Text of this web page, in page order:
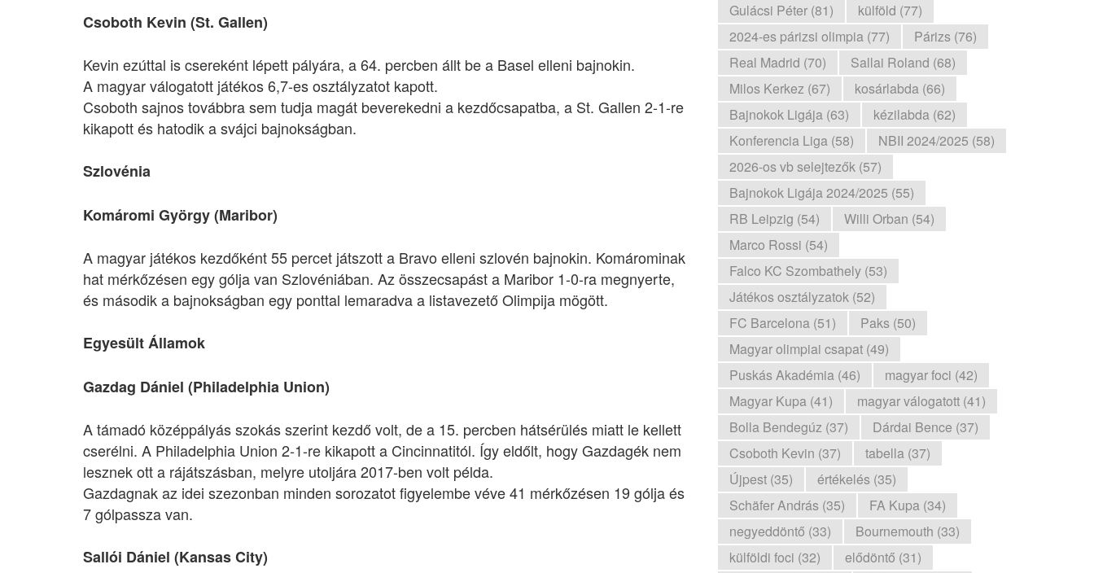
Csoboth Kevin (St. Gallen)
Kevin ezúttal is csereként lépett pályára, a 64. percben állt be a Basel elleni bajnokin.
A magyar válogatott játékos 6,7-es osztályzatot kapott.
Csoboth sajnos továbbra sem tudja magát beverekedni a kezdőcsapatba, a St. Gallen 2-1-re
kikapott és hatodik a svájci bajnokságban.
Szlovénia
Komáromi György (Maribor)
A magyar játékos kezdőként 55 percet játszott a Bravo elleni szlovén bajnokin. Komárominak
hat mérkőzésen egy gólja van Szlovéniában. Az összecsapást a Maribor 1-0-ra megnyerte,
és második a bajnokságban egy ponttal lemaradva a listavezető Olimpija mögött.
Egyesült Államok
Gazdag Dániel (Philadelphia Union)
A támadó középpályás szokás szerint kezdő volt, de a 15. percben hátsérülés miatt le kellett
cserélni. A Philadelphia Union 2-1-re kikapott a Cincinnatitól. Így eldőlt, hogy Gazdagék nem
lesznek ott a rájátszásban, melyre utoljára 2017-ben volt példa.
Gazdagnak az idei szezonban minden sorozatot figyelembe véve 41 mérkőzésen 19 gólja és
7 gólpassza van.
Sallói Dániel (Kansas City)
Gulácsi Péter (81)
külföld (77)
2024-es párizsi olimpia (77)
Párizs (76)
Real Madrid (70)
Sallai Roland (68)
Milos Kerkez (67)
kosárlabda (66)
Bajnokok Ligája (63)
kézilabda (62)
Konferencia Liga (58)
NBII 2024/2025 (58)
2026-os vb selejtezők (57)
Bajnokok Ligája 2024/2025 (55)
RB Leipzig (54)
Willi Orban (54)
Marco Rossi (54)
Falco KC Szombathely (53)
Játékos osztályzatok (52)
FC Barcelona (51)
Paks (50)
Magyar olimpiai csapat (49)
Puskás Akadémia (46)
magyar foci (42)
Magyar Kupa (41)
magyar válogatott (41)
Bolla Bendegúz (37)
Dárdai Bence (37)
Csoboth Kevin (37)
tabella (37)
Újpest (35)
értékelés (35)
Schäfer András (35)
FA Kupa (34)
negyeddöntő (33)
Bournemouth (33)
külföldi foci (32)
elődöntő (31)